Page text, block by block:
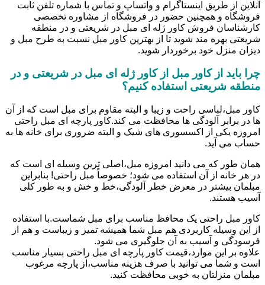
آنلاین از طریق اینستاگرام و واتساپ و تماس با شماره تلفن ثابت
فروشگاه و همچنین حضور در فروشگاه از مشاوره تخصصی
کارشناسان فروش کاور ژله ای مبل در شریعتی و در منطقه
شریعتی بهره مند شوید تا از بهترین کاور مبل نسبت به طرح مبل و
دیزان منزل خود برخوردار شوید.
چرا باید از کاور مبل از کاور ژله ای مبل در شریعتی و در
منطقه شریعتی استفاده کنیم؟
کاور مبل،لباسی راحت و زیبا و البته مقاوم برای مبل است که از آن
ها در برابر آلودگی ها محافظت می کند.کاور پارچه ای مبل راحتی
امروزه یکی از اکسسوری های شیک و البته ضروری برای خانه ها به
حساب می آید.
همان طور که می دانید امروزه مبل،اصلی ترین وسیله ای است که
در هر خانه از آن استفاده می شود؛ خصوصاً مبل راحتی! بنابراین
مبلمان بیشتر در معرض خطر آلودگی،خط و خش و به طور کلی
آسیب هستند.
کاور مبل راحتی یک محافظ مناسب برای مبل شماست.با استفاده
از این وسیله کاربردی هم مبل شما همیشه تمیز و زیباست و هم از
فرسودگی و آسیب به آن جلوگیری می شود.
علاوه بر این موارد،قیمت کاور پارچه ای مبل راحتی بسیار مناسب
است و شما می توانید با صرف هزینه مناسب،از پارچه مرغوب
مبلمان منزلتان به خوبی محافظت کنید.